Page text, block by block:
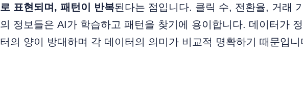
로 표현되며, 패턴이 반복된다는 점입니다. 클릭 수, 전환율, 거래
의 정보들은 AI가 학습하고 패턴을 찾기에 용이합니다. 데이터가
터의 양이 방대하며 각 데이터의 의미가 비교적 명확하기 때문입니